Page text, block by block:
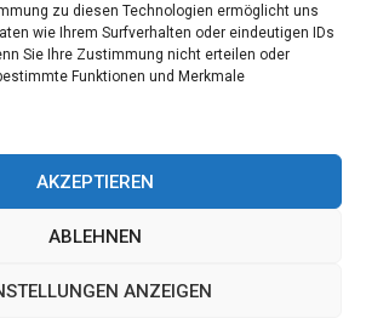
zu diesen Technologien ermöglicht uns
wie Ihrem Surfverhalten oder eindeutigen IDs
Sie Ihre Zustimmung nicht erteilen oder
Funktionen und Merkmale
AKZEPTIEREN
ABLEHNEN
ANZEIGEN